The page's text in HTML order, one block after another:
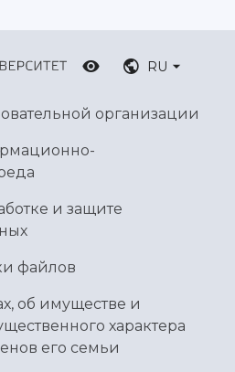
RU
организации
и защите
файлов
об имуществе и
характера
его семьи